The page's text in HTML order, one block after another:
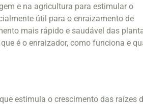
e na agricultura para estimular o
útil para o enraizamento de
mais rápido e saudável das
é o enraizador, como funciona e
estimula o crescimento das raízes